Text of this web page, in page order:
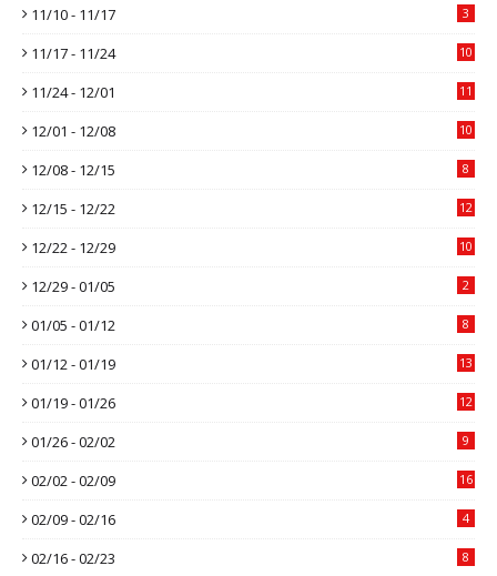
11/10 - 11/17 3
11/17 - 11/24 10
11/24 - 12/01 11
12/01 - 12/08 10
12/08 - 12/15 8
12/15 - 12/22 12
12/22 - 12/29 10
12/29 - 01/05 2
01/05 - 01/12 8
01/12 - 01/19 13
01/19 - 01/26 12
01/26 - 02/02 9
02/02 - 02/09 16
02/09 - 02/16 4
02/16 - 02/23 8